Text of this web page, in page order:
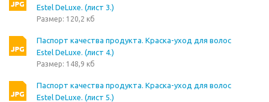
Estel DeLuxe. (лист 3.)
Размер: 120,2 кб
Паспорт качества продукта. Краска-уход для волос
Estel DeLuxe. (лист 4.)
Размер: 148,9 кб
Паспорт качества продукта. Краска-уход для волос
Estel DeLuxe. (лист 5.)